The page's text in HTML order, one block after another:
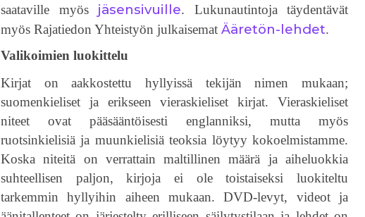
saataville myös jäsensivuille. Lukunautintoja täydentävät
myös Rajatiedon Yhteistyön julkaisematÄäretön-lehdet.
Valikoimien luokittelu
Kirjat on aakkostettu hyllyissä tekijän nimen mukaan;
suomenkieliset ja erikseen vieraskieliset kirjat. Vieraskieliset
niteet ovat pääsääntöisesti englanniksi, mutta myös
ruotsinkielisiä ja muunkielisiä teoksia löytyy kokoelmistamme.
Koska niteitä on verrattain maltillinen määrä ja aiheluokkia
suhteellisen paljon, kirjoja ei ole toistaiseksi luokiteltu
tarkemmin hyllyihin aiheen mukaan. DVD-levyt, videot ja